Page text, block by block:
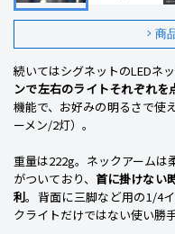
> 商
続いてはシグネットのLEDネ
ンで左右のライトそれぞれ
機能で、お好みの明るさで使
ーメン/2灯）。
重量は222g。ネックアームは
がついており、 首に掛けない
利。背面に三脚など用の1/4
クライトだけではない使い勝